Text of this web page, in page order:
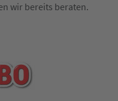
wir bereits beraten.